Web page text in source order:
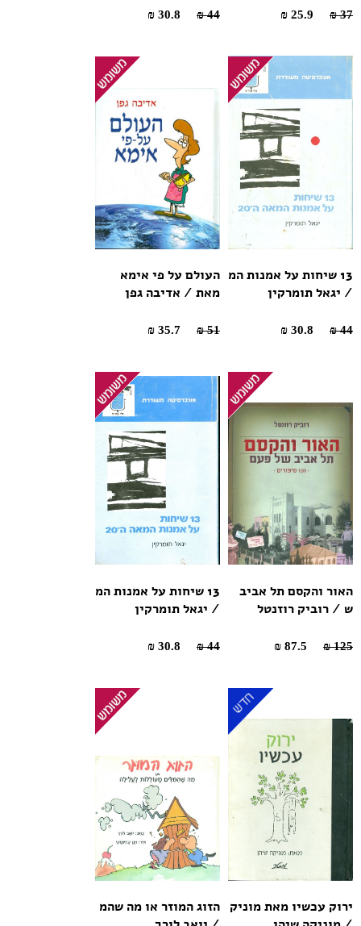
37 ₪
44 ₪
13 שיחות על אמנות המ
/ יגאל תומרקין
44 ₪
העולם על פי אימא
מאת / אדיבה גפן
51 ₪
האור והקסם תל אביב
ש / רוביק רוזנטל
125 ₪
13 שיחות על אמנות המ
/ יגאל תומרקין
44 ₪
ירוק עכשיו מאת מוניק הזוג המוזר או מה שהמ